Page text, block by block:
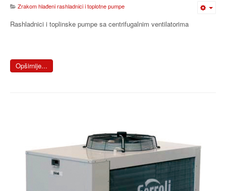
Zrakom hlađeni rashladnici i toplotne pumpe
Rashladnici i toplinske pumpe sa centrifugalnim ventilatorima
Opširnije...